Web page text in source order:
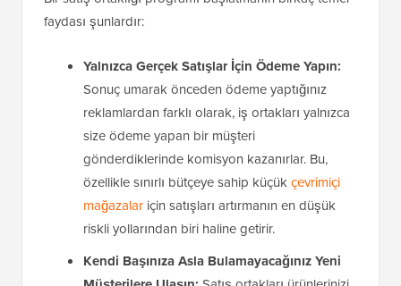
faydası şunlardır:
Yalnızca Gerçek Satışlar İçin Ödeme Yapın:
Sonuç umarak önceden ödeme yaptığınız
reklamlardan farklı olarak, iş ortakları yalnızca
size ödeme yapan bir müşteri
gönderdiklerinde komisyon kazanırlar. Bu,
özellikle sınırlı bütçeye sahip küçükçevrimiçi
mağazalar için satışları artırmanın en düşük
riskli yollarından biri haline getirir.
Kendi Başınıza Asla Bulamayacağınız Yeni